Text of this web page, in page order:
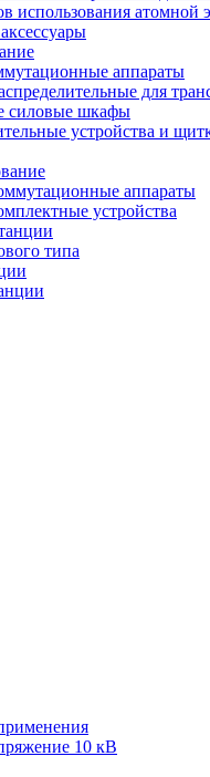
использования атомной
аппараты
для
силовые шкафы
устройства и
аппараты
устройства
типа
10 кВ